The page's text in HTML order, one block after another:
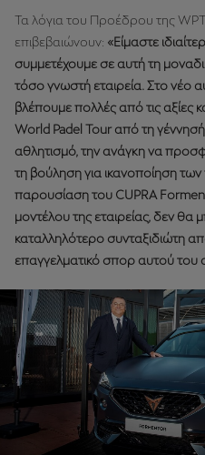
Τα λόγια του Προέδρου της
επιβεβαιώνουν: «Είμαστε
συμμετέχουμε σε αυτή τη
τόσο γνωστή εταιρεία. Στο νέο
βλέπουμε πολλές από τις αξίες
World Padel Tour από τη
αθλητισμό, την ανάγκη να
τη βούληση για ικανοποίηση
παρουσίαση του CUPRA
μοντέλου της εταιρείας, δεν θα
καταλληλότερο συνταξιδιώτη
επαγγελματικό σπορ αυτού του